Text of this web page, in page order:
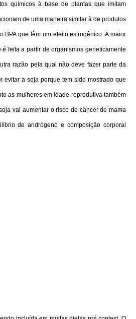
químicos à base de plantas que imitam
de uma maneira similar à de produtos
BPA que têm um efeito estrogênico. A maior
feita a partir de organismos geneticamente
razão pela qual não deve fazer parte da
evitar a soja porque tem sido mostrado que
as mulheres em idade reprodutiva também
vai aumentar o risco de câncer de mama
de andrógeno e composição corporal